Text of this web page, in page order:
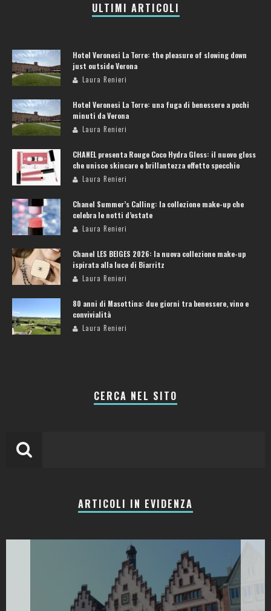
ULTIMI ARTICOLI
Hotel Veronesi La Torre: the pleasure of slowing down
just outside Verona
Laura Renieri
Hotel Veronesi La Torre: una fuga di benessere a pochi
minuti da Verona
Laura Renieri
CHANEL presenta Rouge Coco Hydra Gloss: il nuovo gloss
che unisce skincare e brillantezza effetto specchio
Laura Renieri
Chanel Summer’s Calling: la collezione make-up che
celebra le notti d’estate
Laura Renieri
Chanel LES BEIGES 2026: la nuova collezione make-up
ispirata alla luce di Biarritz
Laura Renieri
80 anni di Masottina: due giorni tra benessere, vino e
convivialità
Laura Renieri
CERCA NEL SITO
ARTICOLI IN EVIDENZA